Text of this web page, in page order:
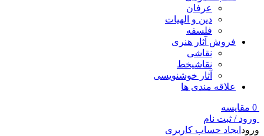
عرفان
دین و الهیات
فلسفه
فروش آثار هنری
نقاشی
نقاشیخط
آثار خوشنویسی
علاقه مندی ها
0 مقایسه
ورود / ثبت نام
ورود ایجاد حساب کاربری